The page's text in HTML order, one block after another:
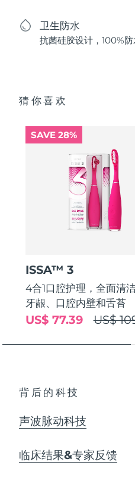
卫生防水
抗菌硅胶设计，100%防
猜你喜欢
SAVE 28%
ISSA™ 3
4合1口腔护理，全面清洁
牙龈、口腔内壁和舌苔
US$
US$ 77.39
背后的科技
声波脉动科技
临床结果&专家反馈